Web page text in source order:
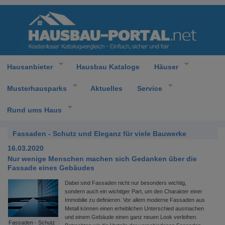
Hausanbieter Hausbau Kataloge Häuser
Musterhausparks Aktuelles Service
Rund ums Haus
Fassaden - Schutz und Eleganz für viele Bauwerke
16.03.2020
Nur wenige Menschen machen sich Gedanken über die
Fassade eines Gebäudes
Fassaden - Schutz
Dabei sind Fassaden nicht nur besonders wichtig,
sondern auch ein wichtiger Part, um den Charakter einer
Immobilie zu definieren. Vor allem moderne Fassaden aus
Metall können einen erheblichen Unterschied ausmachen
und einem Gebäude einen ganz neuen Look verleihen.